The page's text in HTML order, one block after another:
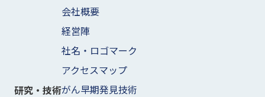
会社概要
経営陣
社名・ロゴマーク
アクセスマップ
研究・技術がん早期発見技術